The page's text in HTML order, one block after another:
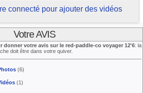
connecté pour ajouter des vidéos
Votre AVIS
donner votre avis sur le red-paddle-co voyager 12'6: la
doit être dans votre quiver.
(6)
(1)